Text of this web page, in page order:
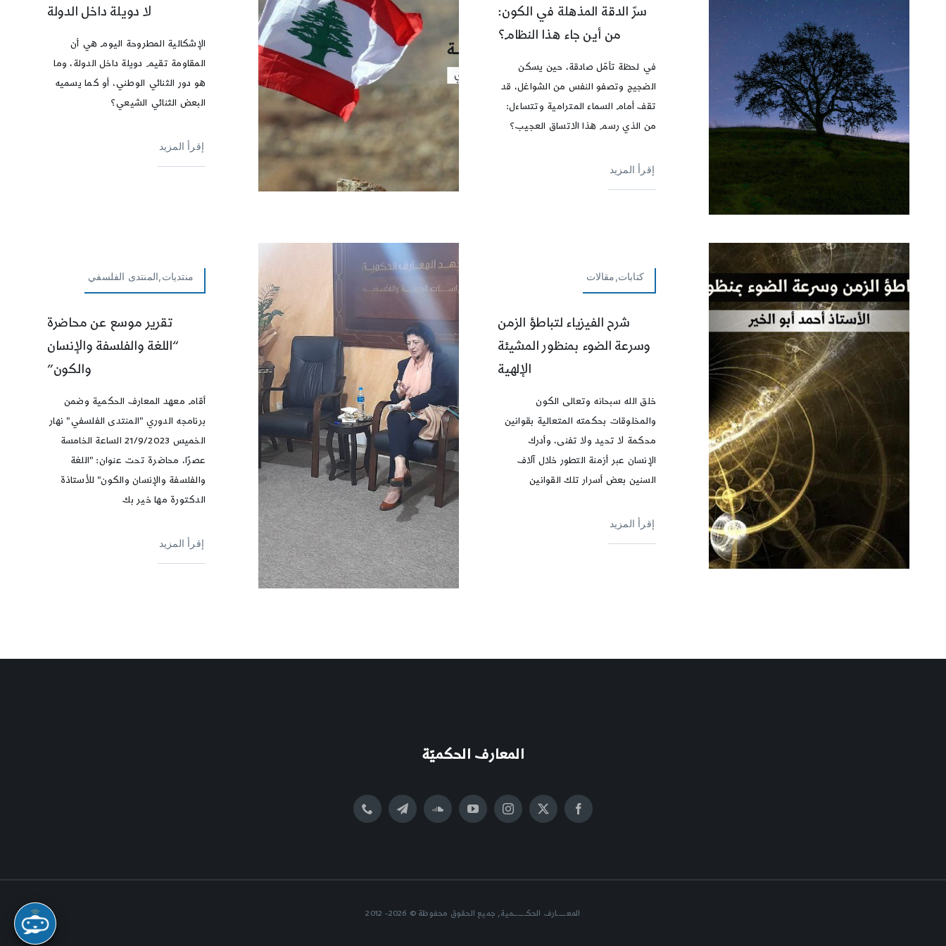
سرّ الدقة المذهلة في الكون:
من أين جاء هذا النظام؟
في لحظة تأمّل صادقة، حين يسكن
الضجيج وتصفو النفس من الشواغل، قد
تقف أمام السماء المترامية وتتساءل:
من الذي رسم هذا الاتساق العجيب؟
إقرأ المزيد
لا دويلة داخل الدولة
الإشكالية المطروحة اليوم هي أن
المقاومة تقيم دويلة داخل الدولة، وما
هو دور الثنائي الوطني، أو كما يسميه
البعض الثنائي الشيعي؟
إقرأ المزيد
كتابات,مقالات
شرح الفيزياء لتباطؤ الزمن
وسرعة الضوء بمنظور المشيئة
الإلهية
خلق الله سبحانه وتعالى الكون
والمخلوقات بحكمته المتعالية بقوانين
محكمة لا تحيد ولا تفنى، وأدرك
الإنسان عبر أزمنة التطور خلال آلاف
السنين بعض أسرار تلك القوانين
إقرأ المزيد
منتديات,المنتدى الفلسفي
تقرير موسع عن محاضرة
“اللغة والفلسفة والإنسان
والكون”
أقام معهد المعارف الحكمية وضمن
برنامجه الدوري "المنتدى الفلسفي" نهار
الخميس 21/9/2023 الساعة الخامسة
عصرًا، محاضرة تحت عنوان: "اللغة
والفلسفة والإنسان والكون" للأستاذة
الدكتورة مها خير بك
إقرأ المزيد
المعارف الحكميّة
المعــــــارف الحكــــــــمية, جميع الحقوق محفوظة © 2026- 2012